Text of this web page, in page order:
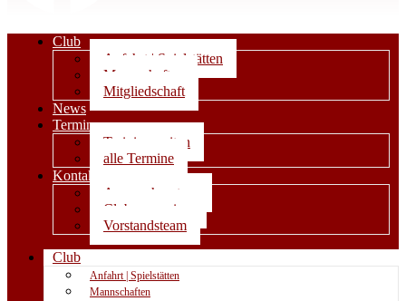
Club
Anfahrt | Spielstätten
Mannschaften
Mitgliedschaft
News
Termine
Trainingszeiten
alle Termine
Kontakt
Ansprechpartner
Clubwegweiser
Vorstandsteam
Club
Anfahrt | Spielstätten
Mannschaften